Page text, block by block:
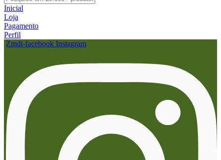
Inicial
Loja
Pagamento
Perfil
Zmdi-facebook Instagram